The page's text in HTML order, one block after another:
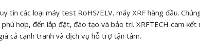
tín các loại máy test RoHS/ELV, máy XRF hàng đầu.
hợp, đến lắp đặt, đào tạo và bảo trì. XRFTECH cam kết
cả cạnh tranh và dịch vụ hỗ trợ tận tâm.